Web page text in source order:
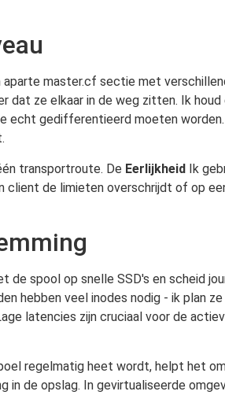
aparte master.cf sectie met
ze elkaar in de weg zitten. Ik
echt gedifferentieerd moeten
transportroute. De Eerlijkheid Ik
client de limieten overschrijdt of op
de spool op snelle SSD's en scheid
hebben veel inodes nodig - ik plan
latencies zijn cruciaal voor de
regelmatig heet wordt, helpt het
de opslag. In gevirtualiseerde